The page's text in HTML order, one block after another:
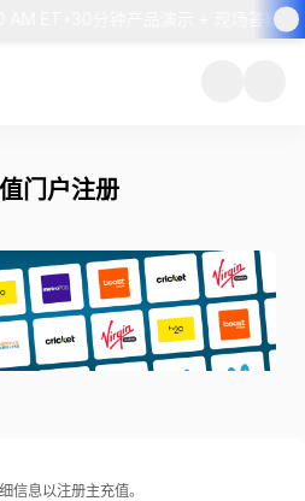
30分钟产品演示 + 现场答疑
门户注册
信息以注册主充值。